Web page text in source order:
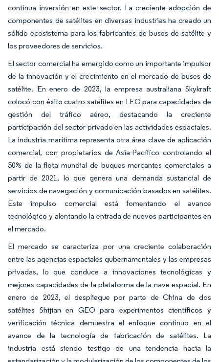
continua inversión en este sector. La creciente adopción de
componentes de satélites en diversas industrias ha creado un
sólido ecosistema para los fabricantes de buses de satélite y
los proveedores de servicios.
El sector comercial ha emergido como un importante impulsor
de la innovación y el crecimiento en el mercado de buses de
satélite. En enero de 2023, la empresa australiana Skykraft
colocó con éxito cuatro satélites en LEO para capacidades de
gestión del tráfico aéreo, destacando la creciente
participación del sector privado en las actividades espaciales.
La industria marítima representa otra área clave de aplicación
comercial, con propietarios de Asia-Pacífico controlando el
50% de la flota mundial de buques mercantes comerciales a
partir de 2021, lo que genera una demanda sustancial de
servicios de navegación y comunicación basados en satélites.
Este impulso comercial está fomentando el avance
tecnológico y alentando la entrada de nuevos participantes en
el mercado.
El mercado se caracteriza por una creciente colaboración
entre las agencias espaciales gubernamentales y las empresas
privadas, lo que conduce a innovaciones tecnológicas y
mejores capacidades de la plataforma de la nave espacial. En
enero de 2023, el despliegue por parte de China de dos
satélites Shijian en GEO para experimentos científicos y
verificación técnica demuestra el enfoque continuo en el
avance de la tecnología de fabricación de satélites. La
industria está siendo testigo de una tendencia hacia la